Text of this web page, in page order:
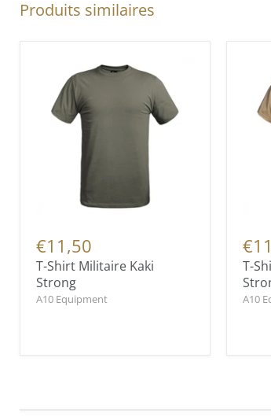
Produits similaires
€11,50
T-Shirt Militaire Kaki
Strong
A10 Equipment
T-
A10